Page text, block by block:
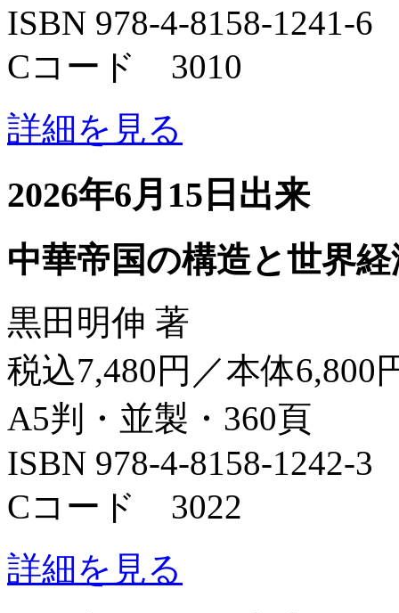
ISBN 978-4-8158-1241-6
Cコード 3010
詳細を見る
2026年6月15日出来
中華帝国の構造と世界
黒田明伸 著
税込7,480円／本体6,800
A5判・並製・360頁
ISBN 978-4-8158-1242-3
Cコード 3022
詳細を見る